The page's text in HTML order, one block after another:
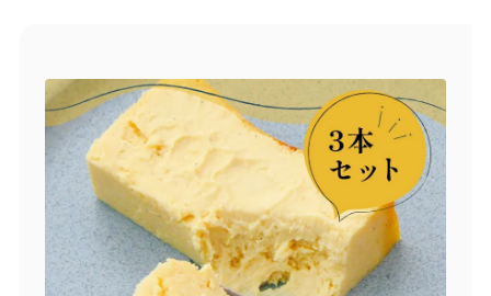
商品一覧
とろ生ガトーショコラ
とろ生チーズケーキ